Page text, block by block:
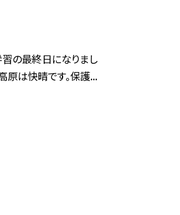
の最終日になりまし
原は快晴です。保護...